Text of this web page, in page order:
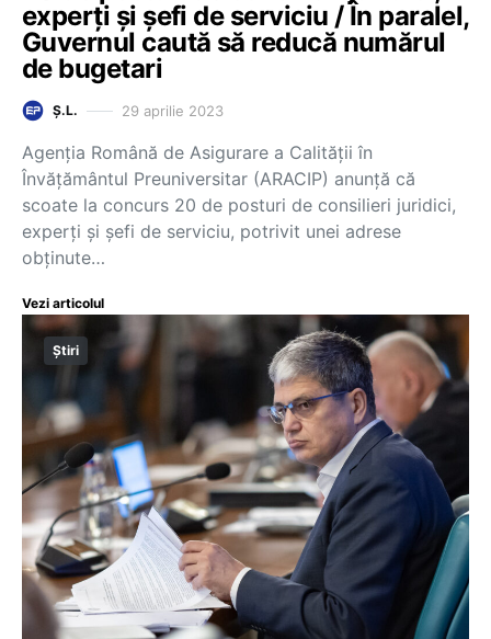
experți și șefi de serviciu / În paralel,
Guvernul caută să reducă numărul
de bugetari
Ș.L. 29 aprilie 2023
Agenția Română de Asigurare a Calității în
Învățământul Preuniversitar (ARACIP) anunță că
scoate la concurs 20 de posturi de consilieri juridici,
experți și șefi de serviciu, potrivit unei adrese
obținute…
Vezi articolul
Știri